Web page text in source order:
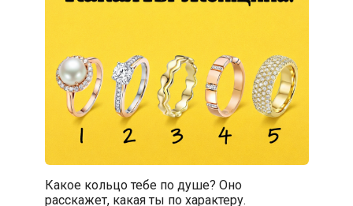
Какое кольцо тебе по душе? Оно
расскажет, какая ты по характеру.